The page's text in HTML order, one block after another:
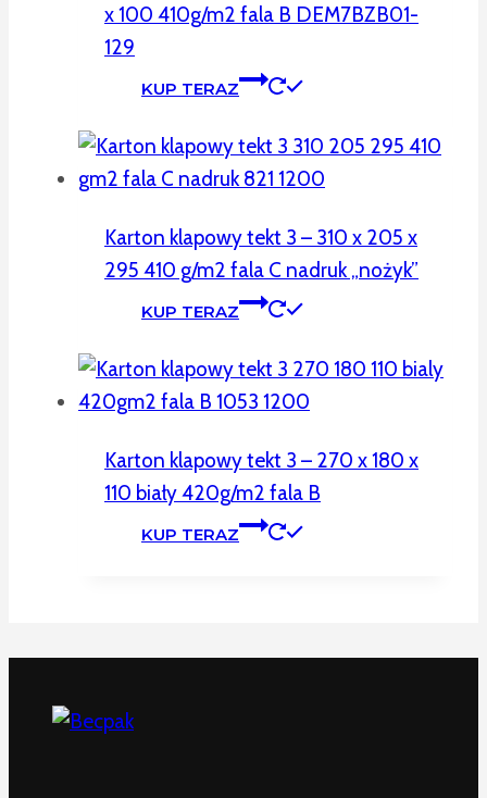
x 100 410g/m2 fala B DEM7BZB01-
129
KUP TERAZ
Karton klapowy tekt 3 – 310 x 205 x
295 410 g/m2 fala C nadruk „nożyk”
KUP TERAZ
Karton klapowy tekt 3 – 270 x 180 x
110 biały 420g/m2 fala B
KUP TERAZ